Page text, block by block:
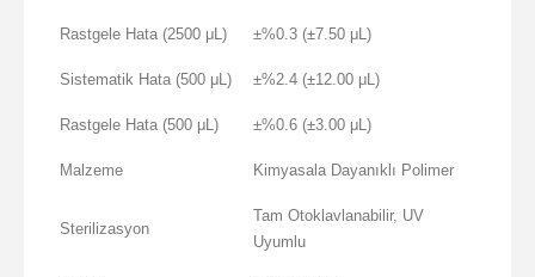
Rastgele Hata (2500 μL) ±%0.3 (±7.50 μL)
Sistematik Hata (500 μL) ±%2.4 (±12.00 μL)
Rastgele Hata (500 μL) ±%0.6 (±3.00 μL)
Malzeme Kimyasala Dayanıklı Polimer
Sterilizasyon
Tam Otoklavlanabilir, UV
Uyumlu